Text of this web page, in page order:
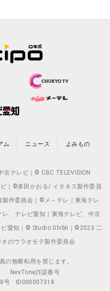
ム ニュース よみもの
テレビ｜© CBC TELEVISION
｜©多田かおる/ イタキス製作委員
作委員会｜©メ～テレ｜東海テレ
、テレビ愛知｜東海テレビ、中京
ビ愛知｜© Studio Ghibli｜©2023 二
のウラオモテ製作委員会
の無断転用を禁じます。
NexTone許諾番号
号
ID000007318